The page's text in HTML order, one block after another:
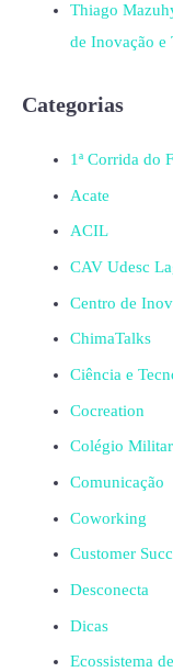
Thiago
de Inovação e
Categorias
1ª Corrida do
Acate
ACIL
CAV Udesc
Centro de
ChimaTalks
Ciência e
Cocreation
Colégio
Comunicação
Coworking
Customer
Desconecta
Dicas
Ecossistema